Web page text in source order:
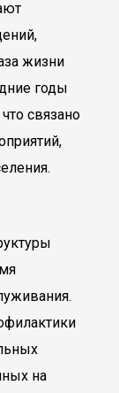
жизни
годы
связано
на